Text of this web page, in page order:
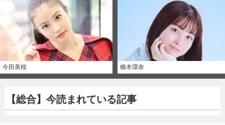
今田美桜 橋本環奈
【総合】今読まれている記事